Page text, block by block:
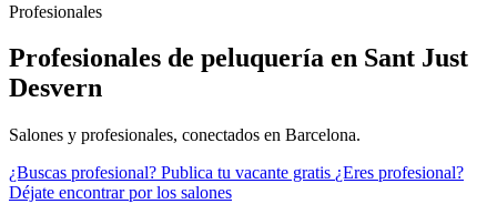
Profesionales
Profesionales de peluquería en Sant Just
Desvern
Salones y profesionales, conectados en Barcelona.
¿Buscas profesional? Publica tu vacante gratis ¿Eres profesional?
Déjate encontrar por los salones